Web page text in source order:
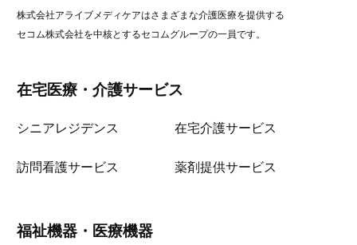
株式会社アライブメディケアはさまざまな介護医療を提供する
セコム株式会社を中核とするセコムグループの一員です。
在宅医療・介護サービス
シニアレジデンス 在宅介護サービス
訪問看護サービス 薬剤提供サービス
福祉機器・医療機器